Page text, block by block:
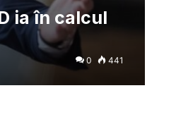
ia în calcul
0 441